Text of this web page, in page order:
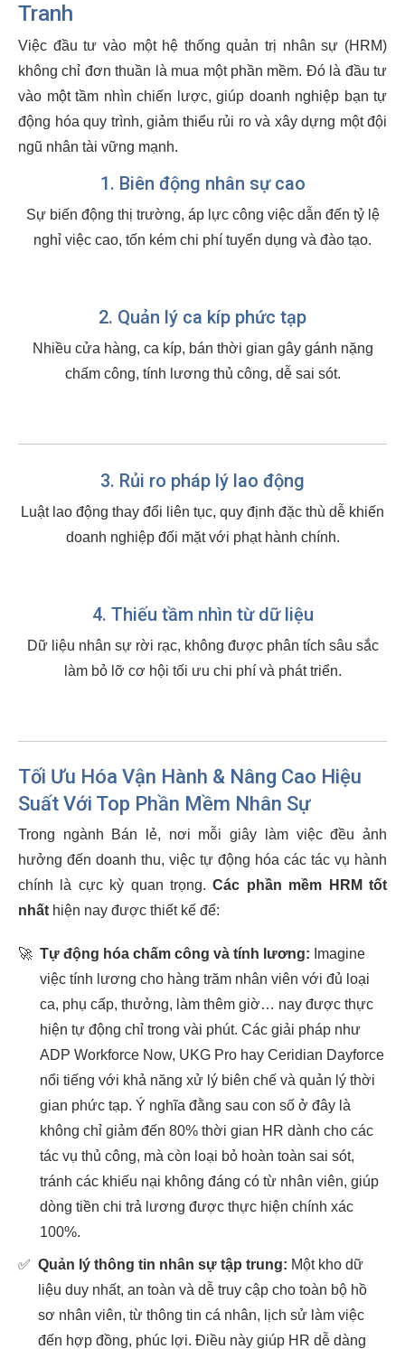
Tranh
Việc đầu tư vào một hệ thống quản trị nhân sự (HRM)
không chỉ đơn thuần là mua một phần mềm. Đó là đầu tư
vào một tầm nhìn chiến lược, giúp doanh nghiệp bạn tự
động hóa quy trình, giảm thiểu rủi ro và xây dựng một đội
ngũ nhân tài vững mạnh.
1. Biên động nhân sự cao
Sự biến động thị trường, áp lực công việc dẫn đến tỷ lệ
nghỉ việc cao, tốn kém chi phí tuyển dụng và đào tạo.
2. Quản lý ca kíp phức tạp
Nhiều cửa hàng, ca kíp, bán thời gian gây gánh nặng
chấm công, tính lương thủ công, dễ sai sót.
3. Rủi ro pháp lý lao động
Luật lao động thay đổi liên tục, quy định đặc thù dễ khiến
doanh nghiệp đối mặt với phạt hành chính.
4. Thiếu tầm nhìn từ dữ liệu
Dữ liệu nhân sự rời rạc, không được phân tích sâu sắc
làm bỏ lỡ cơ hội tối ưu chi phí và phát triển.
Tối Ưu Hóa Vận Hành & Nâng Cao Hiệu
Suất Với Top Phần Mềm Nhân Sự
Trong ngành Bán lẻ, nơi mỗi giây làm việc đều ảnh
hưởng đến doanh thu, việc tự động hóa các tác vụ hành
chính là cực kỳ quan trọng.Các phần mềm HRM tốt
nhất hiện nay được thiết kế để:
🚀 Tự động hóa chấm công và tính lương: Imagine
việc tính lương cho hàng trăm nhân viên với đủ loại
ca, phụ cấp, thưởng, làm thêm giờ… nay được thực
hiện tự động chỉ trong vài phút. Các giải pháp như
ADP Workforce Now, UKG Pro hay Ceridian Dayforce
nổi tiếng với khả năng xử lý biên chế và quản lý thời
gian phức tạp. Ý nghĩa đằng sau con số ở đây là
không chỉ giảm đến 80% thời gian HR dành cho các
tác vụ thủ công, mà còn loại bỏ hoàn toàn sai sót,
tránh các khiếu nại không đáng có từ nhân viên, giúp
dòng tiền chi trả lương được thực hiện chính xác
100%.
✅ Quản lý thông tin nhân sự tập trung: Một kho dữ
liệu duy nhất, an toàn và dễ truy cập cho toàn bộ hồ
sơ nhân viên, từ thông tin cá nhân, lịch sử làm việc
đến hợp đồng, phúc lợi. Điều này giúp HR dễ dàng